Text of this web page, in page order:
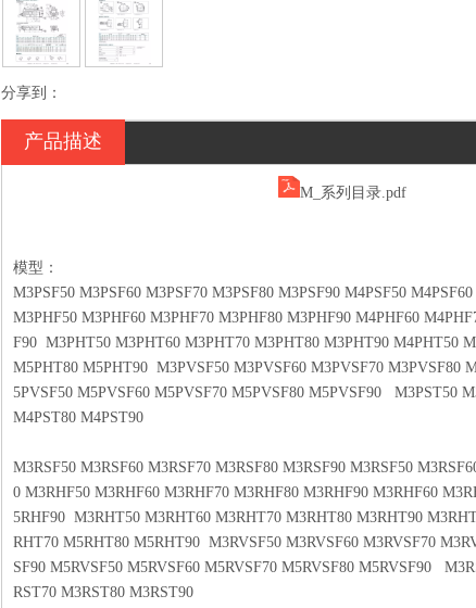
分享到：
产品描述
M_系列目录.pdf
模型：
M3PSF50 M3PSF60 M3PSF70 M3PSF80 M3PSF90 M4PSF50
M3PHF50 M3PHF60 M3PHF70 M3PHF80 M3PHF90 M4PHF60
F90 M3PHT50 M3PHT60 M3PHT70 M3PHT80 M3PHT90 M4PHT50
M5PHT80 M5PHT90 M3PVSF50 M3PVSF60 M3PVSF70 M3PVSF80
5PVSF50 M5PVSF60 M5PVSF70 M5PVSF80 M5PVSF90 M3PST50
M4PST80 M4PST90
M3RSF50 M3RSF60 M3RSF70 M3RSF80 M3RSF90 M3RSF50
0 M3RHF50 M3RHF60 M3RHF70 M3RHF80 M3RHF90 M3RHF60
5RHF90 M3RHT50 M3RHT60 M3RHT70 M3RHT80 M3RHT90
RHT70 M5RHT80 M5RHT90 M3RVSF50 M3RVSF60 M3RVSF70
SF90 M5RVSF50 M5RVSF60 M5RVSF70 M5RVSF80 M5RVSF90
RST70 M3RST80 M3RST90